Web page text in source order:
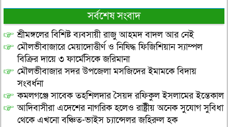
সর্বশেষ সংবাদ
শ্রীমঙ্গলের বিশিষ্ট ব্যবসায়ী রাজু আহমদ বাদল আর নেই
মৌলভীবাজারে মেয়াদোত্তীর্ণ ও নিষিদ্ধ ফিজিশিয়ান স্যাম্পল
বিক্রির দায়ে ৩ ফার্মেসিকে জরিমানা
মৌলভীবাজার সদর উপজেলা মসজিদের ইমামকে বিদায়
সংবর্ধনা
কমলগঞ্জে সাবেক তহশিলদার সৈয়দ রফিকুল ইসলামের ইন্তেকাল
আদিবাসীরা এদেশের নাগরিক হলেও রাষ্ট্রীয় অনেক সুযোগ সুবিধা
থেকে এখনো বঞ্চিত-ভাইস চ্যান্সেলর জহিরুল হক